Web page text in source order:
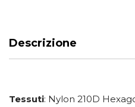
Descrizione
Tessuti: Nylon 210D